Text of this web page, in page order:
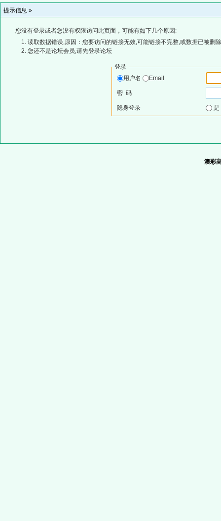
提示信息 »
您没有登录或者您没有权限访问此页面，可能有如下几个原因:
读取数据错误,原因：您要访问的链接无效,可能链接不完整,或数据已被删
您还不是论坛会员,请先登录论坛
登录
用户名
Email
密 码
隐身登录
澳彩